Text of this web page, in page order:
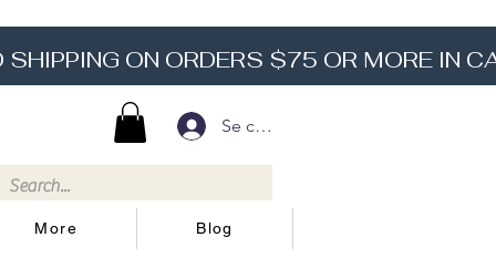
Se connecter
More Blog